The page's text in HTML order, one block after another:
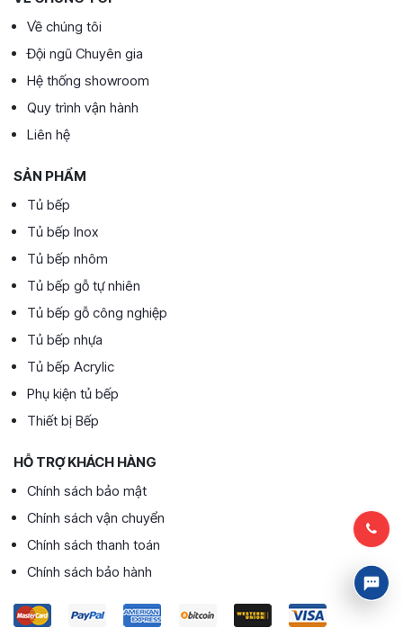
Về chúng tôi
Đội ngũ Chuyên gia
Hệ thống showroom
Quy trình vận hành
Liên hệ
SẢN PHẨM
Tủ bếp
Tủ bếp Inox
Tủ bếp nhôm
Tủ bếp gỗ tự nhiên
Tủ bếp gỗ công nghiệp
Tủ bếp nhựa
Tủ bếp Acrylic
Phụ kiện tủ bếp
Thiết bị Bếp
HỖ TRỢ KHÁCH HÀNG
Chính sách bảo mật
Chính sách vận chuyển
Chính sách thanh toán
Chính sách bảo hành